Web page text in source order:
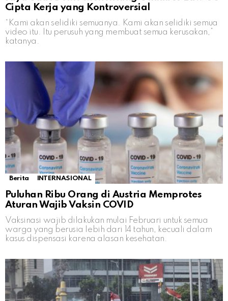
Cipta Kerja yang Kontroversial
“Kami akan selidiki semuanya. Kami akan selidiki semua
video itu. Itu perusuh yang membuat semua kerusakan,”
katanya.
Berita INTERNASIONAL
Puluhan Ribu Orang di Austria Memprotes
Aturan Wajib Vaksin COVID
Vaksinasi wajib dilakukan mulai Februari untuk semua
warga yang berusia lebih dari 14 tahun, kecuali dalam
kasus dispensasi karena alasan kesehatan.